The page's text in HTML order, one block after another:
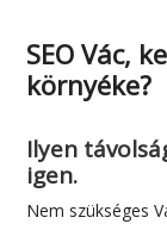
SEO Vác,
környéke?
Ilyen
igen.
Nem szükséges